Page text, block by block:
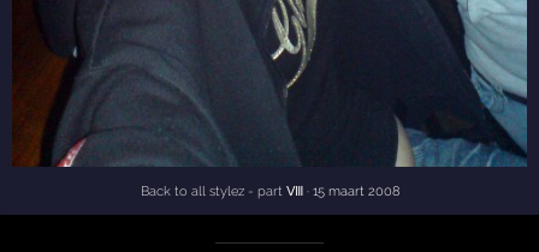
Back to all stylez - part Ⅷ · 15 maart 2008